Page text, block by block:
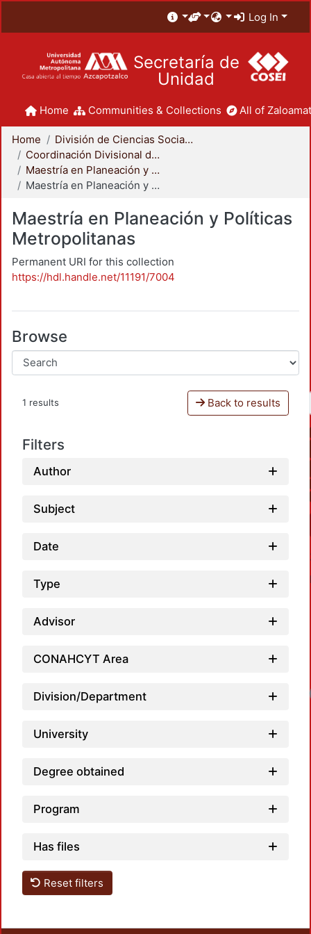
Log In
Secretaría de
Unidad
Home Communities & Collections All of
Home
División de Ciencias Sociales y Humanidades
Coordinación Divisional de Posgrado
Maestría en Planeación y Políticas Metropolitanas
Maestría en Planeación y Políticas Metropolitanas
Maestría en Planeación y Políticas
Metropolitanas
Permanent URI for this collection
https://hdl.handle.net/11191/7004
Browse
1 results Back to results
Filters
Author
Subject
Date
Type
Advisor
CONAHCYT Area
Division/Department
University
Degree obtained
Program
Has files
Reset filters